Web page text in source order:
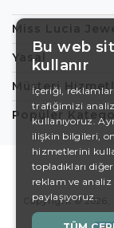
Miss Lucia
Yasal
Müşteri
Popüler
Copyright ©
Bu web
kullanır
İçeriği,
trafiğimizi
kullanıyoruz.
ilişkin bilgileri,
hizmetlerini
topladıkları
reklam ve analiz
paylaşıyoruz.